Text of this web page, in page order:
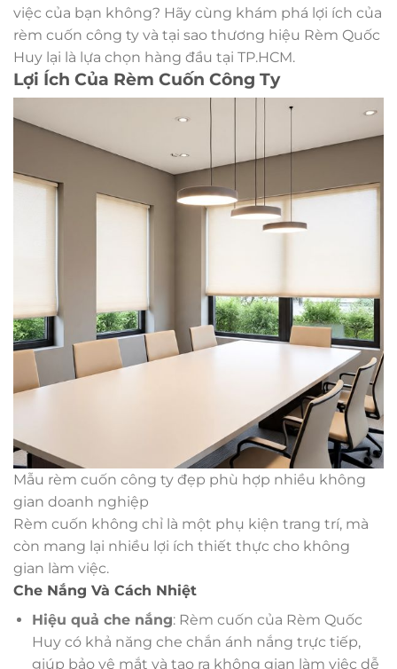
việc của bạn không? Hãy cùng khám phá lợi ích của
rèm cuốn công ty và tại sao thương hiệu Rèm Quốc
Huy lại là lựa chọn hàng đầu tại TP.HCM.
Lợi Ích Của Rèm Cuốn Công Ty
Mẫu rèm cuốn công ty đẹp phù hợp nhiều không
gian doanh nghiệp
Rèm cuốn không chỉ là một phụ kiện trang trí, mà
còn mang lại nhiều lợi ích thiết thực cho không
gian làm việc.
Che Nắng Và Cách Nhiệt
Hiệu quả che nắng: Rèm cuốn của Rèm Quốc
Huy có khả năng che chắn ánh nắng trực tiếp,
giúp bảo vệ mắt và tạo ra không gian làm việc dễ